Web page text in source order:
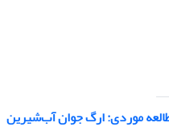
موردی: ارگ جوان آب‌شیرین